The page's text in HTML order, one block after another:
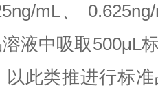
mL、
液中吸取500μL
此类推进行标